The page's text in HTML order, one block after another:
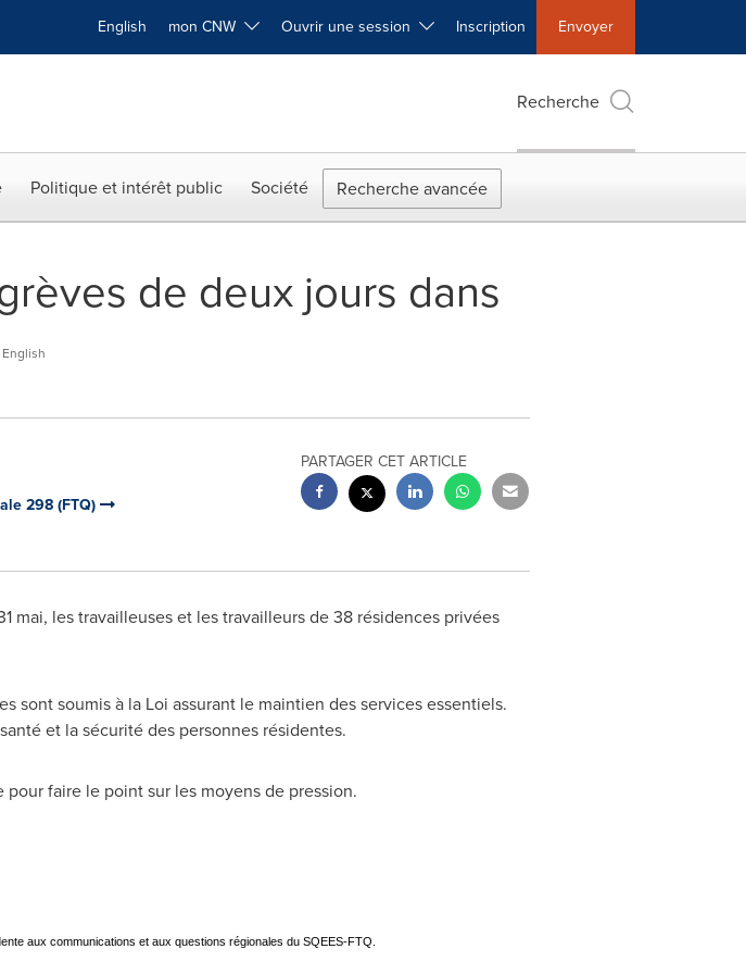
English mon CNW Ouvrir une session Inscription Envoyer
Recherche
Politique et intérêt public Société Recherche avancée
de deux jours dans
English
298 (FTQ)
PARTAGER CET ARTICLE
mai, les travailleuses et les travailleurs de 38 résidences privées
sont soumis à la Loi assurant le maintien des services essentiels.
et la sécurité des personnes résidentes.
faire le point sur les moyens de pression.
aux communications et aux questions régionales du SQEES-FTQ.